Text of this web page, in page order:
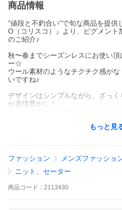
商品情報
"値段と不釣合い"で旬な商品を提供
O（コリスコ）』より、ピグメント
のご紹介♪
秋〜春までシーズンレスにお使い
ー☆
ウール素材のようなチクチク感が
いですね♪
デザインはシンプルながら、ざっく
が表情豊かに！
アメカジやアウトドア、キレイめ
ュアルに早変わり♪
是非この機会にいかがでしょうか☆
サイズ：肩幅/着丈/身幅/袖丈(cm)
もっと見
ファッション メンズファッショ
ニット、セーター
商品 コード： 2113430